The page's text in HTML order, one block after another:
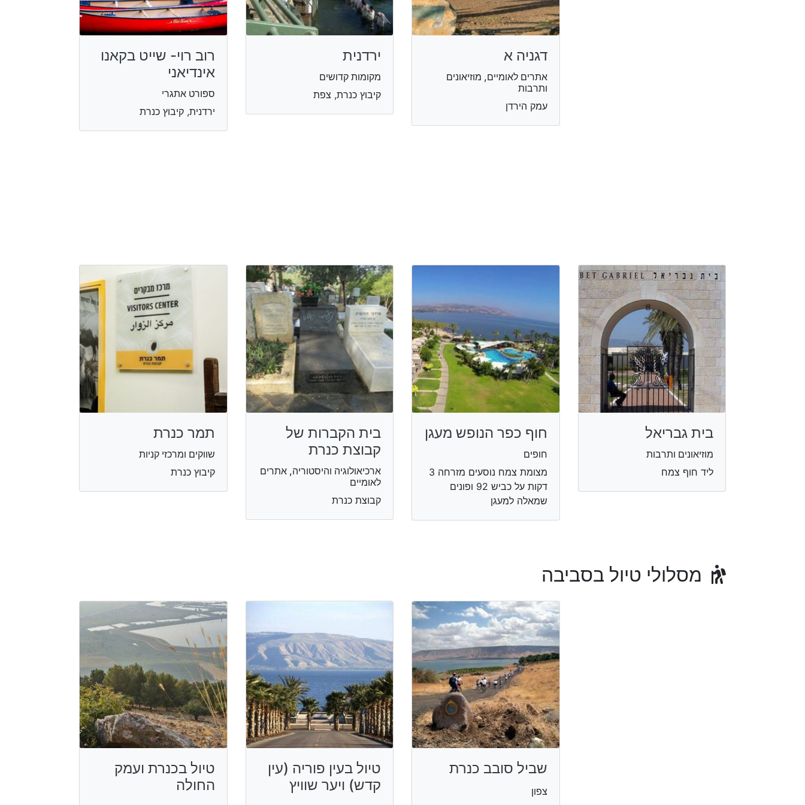
דגניה א
אתרים לאומיים, מוזיאונים
ותרבות
עמק הירדן
ירדנית
מקומות קדושים
קיבוץ כנרת, צפת
רוב רוי- שייט בקאנו
אינדיאני
ספורט אתגרי
ירדנית, קיבוץ כנרת
בית גבריאל
מוזיאונים ותרבות
ליד חוף צמח
חוף כפר הנופש מעגן
חופים
מצומת צמח נוסעים מזרחה 3
דקות על כביש 92 ופונים
שמאלה למעגן
בית הקברות של
קבוצת כנרת
ארכיאולוגיה והיסטוריה, אתרים
לאומיים
קבוצת כנרת
תמר כנרת
שווקים ומרכזי קניות
קיבוץ כנרת
מסלולי טיול בסביבה
שביל סובב כנרת
צפון
טיול בעין פוריה (עין
קדש) ויער שוויץ
טיול בכנרת ועמק
החולה